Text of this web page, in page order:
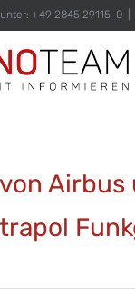
+49 2845 29115-0
Airbus